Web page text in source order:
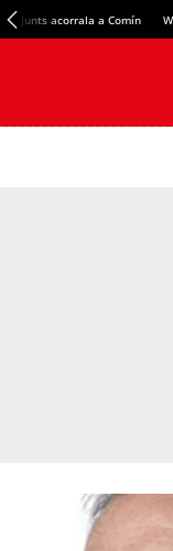
Junts acorrala a Comín